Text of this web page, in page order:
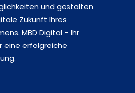
und gestalten
Zukunft Ihres
MBD Digital – Ihr
eine erfolgreiche